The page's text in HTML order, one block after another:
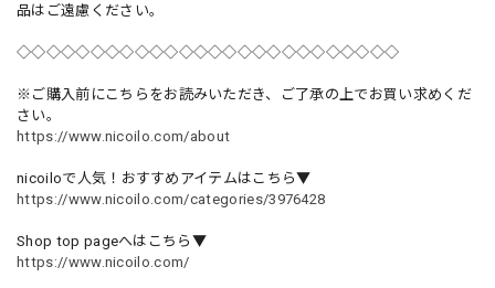
品はご遠慮ください。
◇◇◇◇◇◇◇◇◇◇◇◇◇◇◇◇◇◇◇◇◇◇◇◇◇◇
※ご購入前にこちらをお読みいただき、ご了承の上でお買い求めくだ
さい。
https://www.nicoilo.com/about
nicoiloで人気！おすすめアイテムはこちら▼
https://www.nicoilo.com/categories/3976428
Shop top pageへはこちら▼
https://www.nicoilo.com/